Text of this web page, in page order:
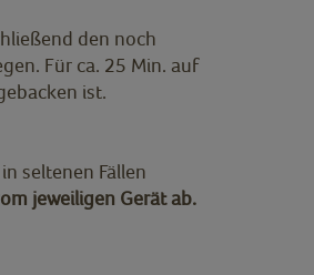
den noch
Für ca. 25 Min. auf
ist.
seltenen Fällen
jeweiligen Gerät ab.